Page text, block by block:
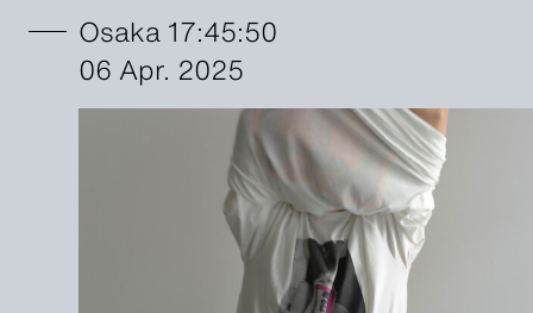
Osaka 17:45:50
06 Apr. 2025